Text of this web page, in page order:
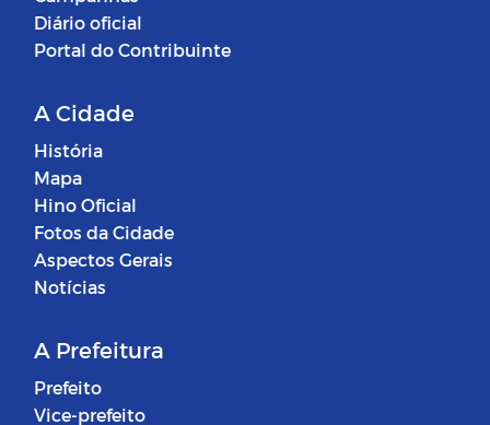
Diário oficial
Portal do Contribuinte
A Cidade
História
Mapa
Hino Oficial
Fotos da Cidade
Aspectos Gerais
Notícias
A Prefeitura
Prefeito
Vice-prefeito